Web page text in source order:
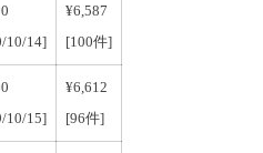
10/14]
¥6,587
[100件]
10/15]
¥6,612
[96件]